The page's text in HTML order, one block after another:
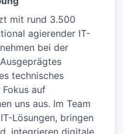
mit rund 3.500
agierender IT-
bei der
technisches
auf
uns aus. Im Team
Lösungen, bringen